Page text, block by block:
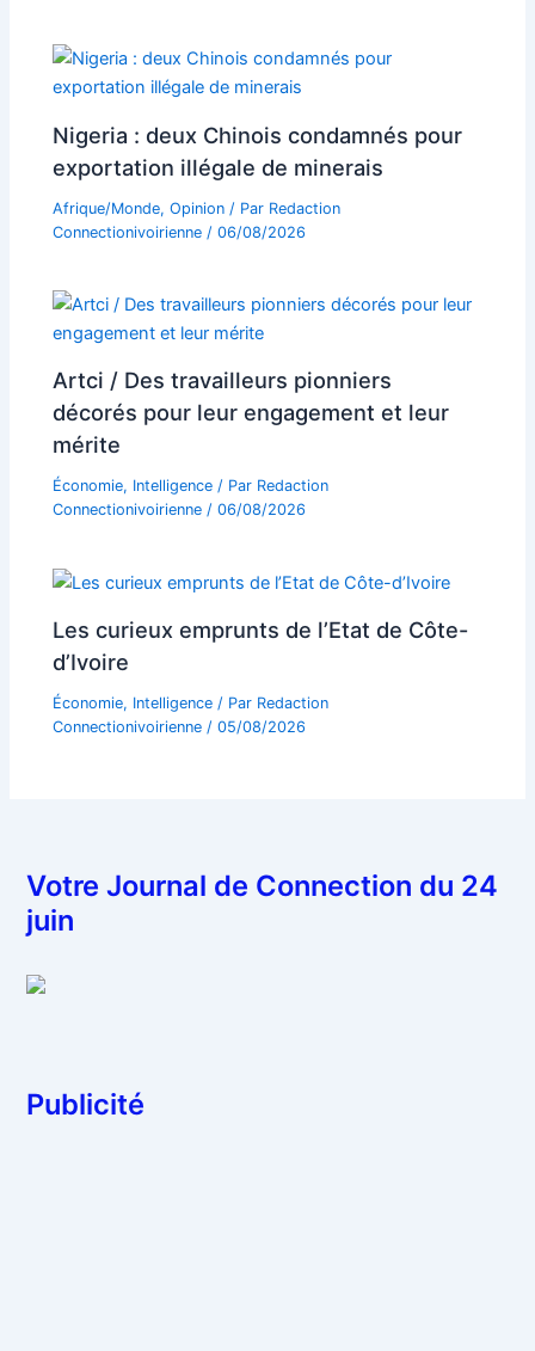
Nigeria : deux Chinois condamnés pour
exportation illégale de minerais
Afrique/Monde,Opinion / Par Redaction
Connectionivoirienne /06/08/2026
Artci / Des travailleurs pionniers
décorés pour leur engagement et leur
mérite
Économie, Intelligence / Par Redaction
Connectionivoirienne/06/08/2026
Les curieux emprunts de l’Etat de Côte-
d’Ivoire
Économie, Intelligence / Par Redaction
Connectionivoirienne/05/08/2026
Votre Journal de Connection du 24
juin
Publicité